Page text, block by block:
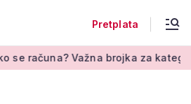
Pretplata
brojka za kategoriju štednje u